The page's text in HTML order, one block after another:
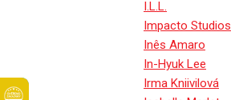
I.L.L.
Impacto Studios
Inês Amaro
In-Hyuk Lee
Irma Kniivilová